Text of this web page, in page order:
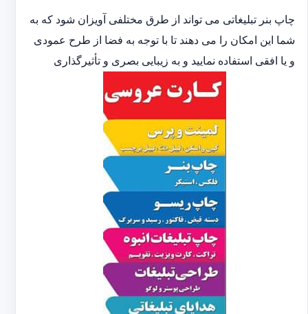
چاپ بنر تبلیغاتی می تواند از طرق مختلفی آویزان شود که به
شما این امکان را می دهند تا با توجه به فضا از طرح عمودی
و یا افقی استفاده نمایید و به زیبایی بصری و تأثیرگذاری